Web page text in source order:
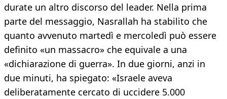
durate un altro discorso del leader. Nella prima
parte del messaggio, Nasrallah ha stabilito che
quanto avvenuto martedì e mercoledì può essere
definito «un massacro» che equivale a una
«dichiarazione di guerra». In due giorni, anzi in
due minuti, ha spiegato: «Israele aveva
deliberatamente cercato di uccidere 5.000